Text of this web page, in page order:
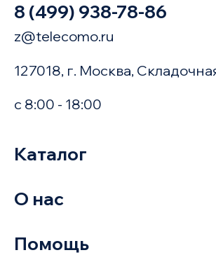
8 (499) 938-78-86
z@telecomo.ru
127018, г. Москва,
с 8:00 - 18:00
Каталог
IP-телефония
О нас
Помощь
Имя